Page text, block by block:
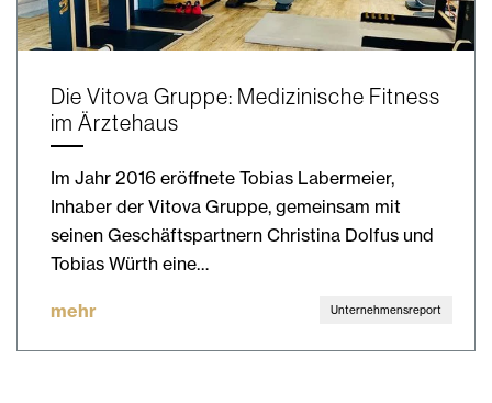
Die Vitova Gruppe: Medizinische Fitness
im Ärztehaus
Im Jahr 2016 eröffnete Tobias Labermeier,
Inhaber der Vitova Gruppe, gemeinsam mit
seinen Geschäftspartnern Christina Dolfus und
Tobias Würth eine…
mehr Unternehmensreport